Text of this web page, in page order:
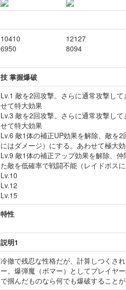
10410
6950
12127
8094
技 掌握爆破
Lv.1 敵を2回攻撃。さらに通常攻撃し
せて特大効果
Lv.3 敵を2回攻撃。さらに通常攻撃し
せて特大効果
Lv.6 敵1体の補正UP効果を解除、敵を
にはダメージ）にする。あわせて極大
Lv.9 敵1体の補正アップ効果を解除、
た敵を低確率で戦闘不能（レイドボス
Lv.10
Lv.12
Lv.15
特性
説明1
冷徹で残忍な性格だが、計算しつくさ
ー。爆弾魔（ボマー）としてプレイヤ
で掴んだものなら何でも爆破すること